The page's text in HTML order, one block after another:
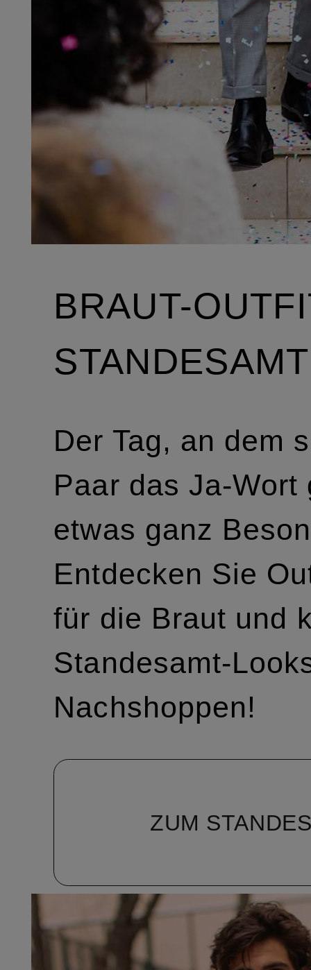
BRAUT-
STANDESAMT
Der Tag, an dem
Paar das Ja-Wort
etwas ganz
Entdecken Sie
für die Braut und
Standesamt-
Nachshoppen!
ZUM